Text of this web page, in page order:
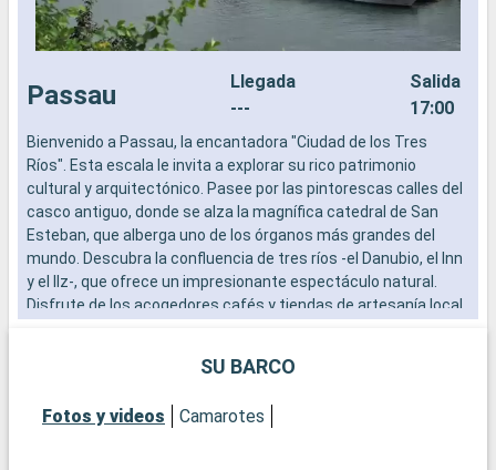
Passau
Llegada
---
Salida
17:00
Bienvenido a Passau, la encantadora "Ciudad de los Tres
Ríos". Esta escala le invita a explorar su rico patrimonio
cultural y arquitectónico. Pasee por las pintorescas calles del
casco antiguo, donde se alza la magnífica catedral de San
Esteban, que alberga uno de los órganos más grandes del
mundo. Descubra la confluencia de tres ríos -el Danubio, el Inn
y el Ilz-, que ofrece un impresionante espectáculo natural.
Disfrute de los acogedores cafés y tiendas de artesanía local.
SU BARCO
Fotos y videos Camarotes